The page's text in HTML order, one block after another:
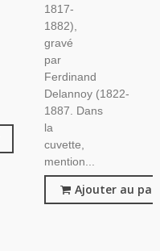
1817-
1882),
gravé
par
Ferdinand
Delannoy (1822-
1887. Dans
la
cuvette,
mention...
Ajouter au